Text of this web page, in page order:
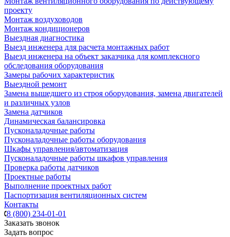
проекту
Монтаж воздуховодов
Монтаж кондиционеров
Выездная диагностика
Выезд инженера для расчета монтажных работ
Выезд инженера на объект заказчика для комплексного
обследования оборудования
Замеры рабочих характеристик
Выездной ремонт
Замена вышедшего из строя оборудования, замена двигателей
и различных узлов
Замена датчиков
Динамическая балансировка
Пусконаладочные работы
Пусконаладочные работы оборудования
Шкафы управления/автоматизация
Пусконаладочные работы шкафов управления
Проверка работы датчиков
Проектные работы
Выполнение проектных работ
Паспортизация вентиляционных систем
Контакты
8 (800) 234-01-01
Заказать звонок
Задать вопрос